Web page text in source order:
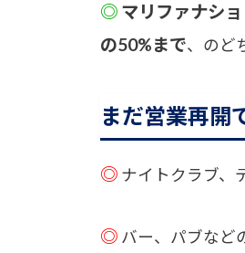
◎ マリファナシ
の50%まで、のど
まだ営業再開
◎ ナイトクラブ、
◎ バー、パブなど